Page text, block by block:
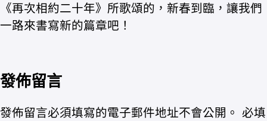
《再次相約二十年》所歌頌的，新春到臨，讓我們
一路來書寫新的篇章吧！
發佈留言
發佈留言必須填寫的電子郵件地址不會公開。 必填